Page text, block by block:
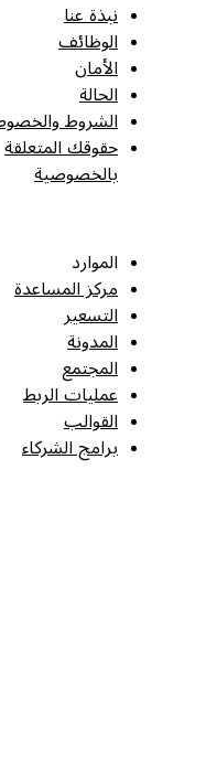
نبذة عنا
الوظائف
الأمان
الحالة
الشروط والخصوصية
حقوقك المتعلقة
بالخصوصية
الموارد
مركز المساعدة
التسعير
المدونة
المجتمع
عمليات الربط
القوالب
برامج الشركاء